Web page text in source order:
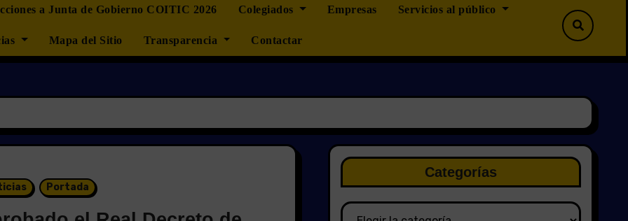
a Junta de Gobierno COITIC 2026 Colegiados Empresas Servicios al público
Mapa del Sitio Transparencia Contactar
Portada
Categorías
Categorías